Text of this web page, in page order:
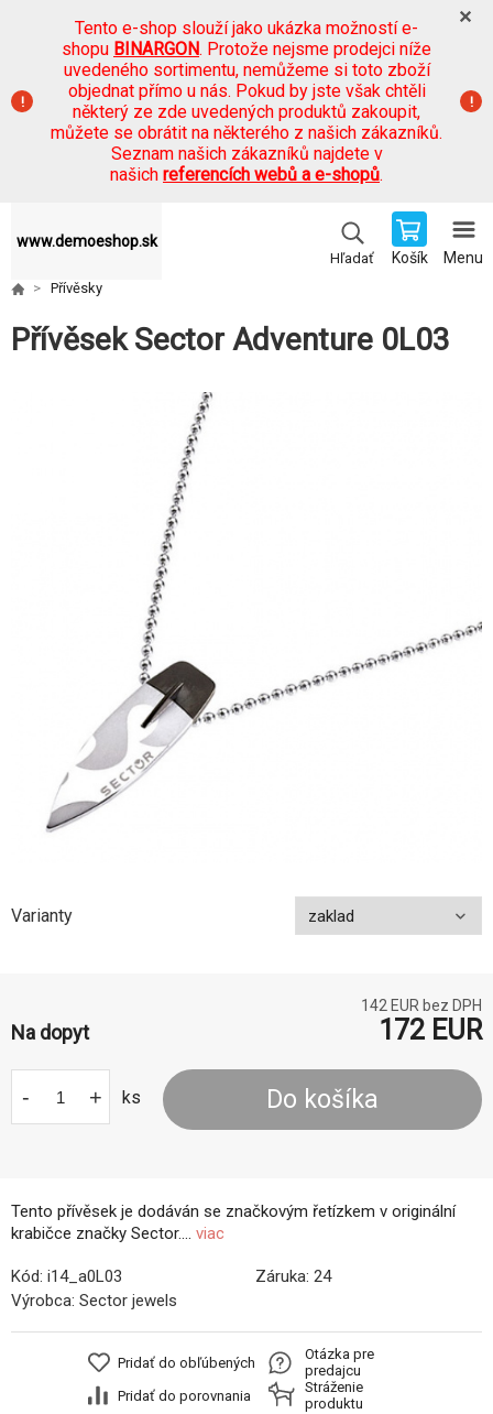
Tento e-shop slouží jako ukázka možností e-
shopu BINARGON. Protože nejsme prodejci níže
uvedeného sortimentu, nemůžeme si toto zboží
objednat přímo u nás. Pokud by jste však chtěli
některý ze zde uvedených produktů zakoupit,
můžete se obrátit na některého z našich zákazníků.
Seznam našich zákazníků najdete v
našich referencích webů a e-shopů.
www.demoeshop.sk
Hľadať Košík Menu
Přívěsky
Přívěsek Sector Adventure 0L03
Tento přívěsek je dodáván se značkovým řetízkem v originální
krabičce značky Sector.... viac
Varianty
142 EUR bez DPH
Na dopyt 172 EUR
- + ks Do košíka
Kód: i14_a0L03 Záruka: 24
Výrobca: Sector jewels
Pridať do obľúbených
Pridať do porovnania
Otázka pre
predajcu
Stráženie
produktu